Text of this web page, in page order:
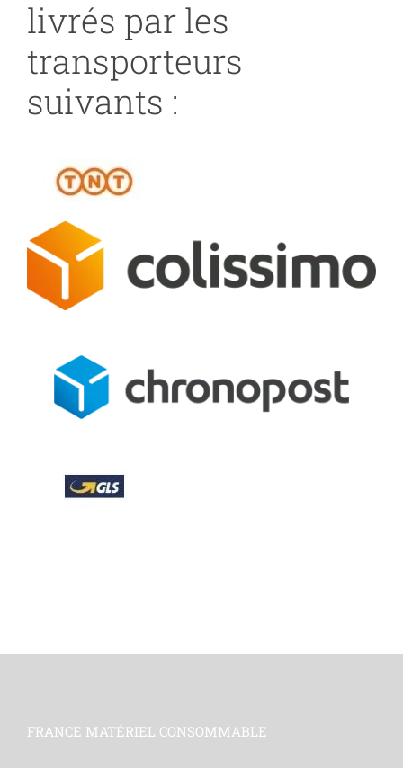
livrés par les
transporteurs
suivants :
FRANCE MATÉRIEL CONSOMMABLE